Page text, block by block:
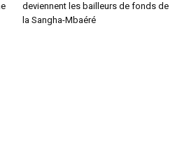
deviennent les bailleurs de fonds de
la Sangha-Mbaéré